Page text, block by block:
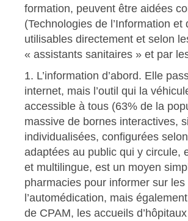
formation, peuvent être aidées
(Technologies de l’Information
utilisables directement et selon
« assistants sanitaires » et par
1. L’information d’abord. Elle
internet, mais l’outil qui la
accessible à tous (63% de la
massive de bornes interactives,
individualisées, configurées
adaptées au public qui y circule,
et multilingue, est un moyen
pharmacies pour informer sur
l’automédication, mais
de CPAM, les accueils